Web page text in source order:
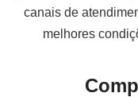
canais de
melhores